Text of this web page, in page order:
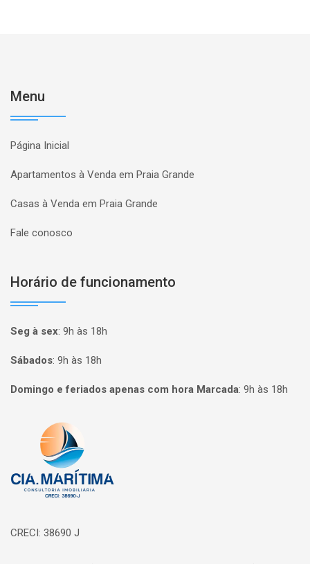
Menu
Página Inicial
Apartamentos à Venda em Praia Grande
Casas à Venda em Praia Grande
Fale conosco
Horário de funcionamento
Seg à sex: 9h às 18h
Sábados: 9h às 18h
Domingo e feriados apenas com hora Marcada: 9h às 18h
Página inicial
CRECI: 38690 J